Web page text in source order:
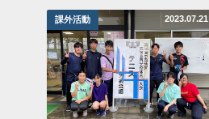
課外活動 2023.07.21